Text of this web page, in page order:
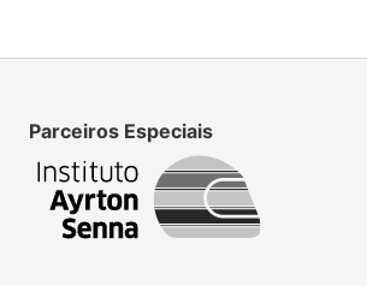
Parceiros Especiais